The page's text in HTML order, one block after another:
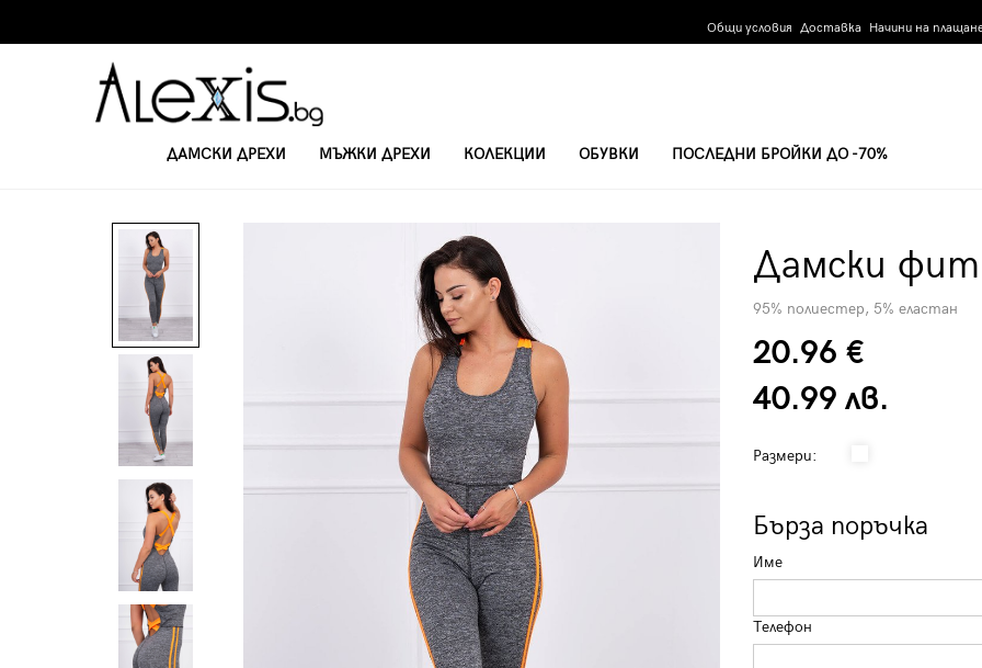
Общи условия Доставка Начини на
ДАМСКИ ДРЕХИ МЪЖКИ ДРЕХИ КОЛЕКЦИИ ОБУВКИ ПОСЛЕДНИ БРОЙКИ ДО -70%
Дамски
95% полиестер, 5% еластан
20.96 €
40.99 лв.
Размери:
Бърза поръчка
Име
Телефон